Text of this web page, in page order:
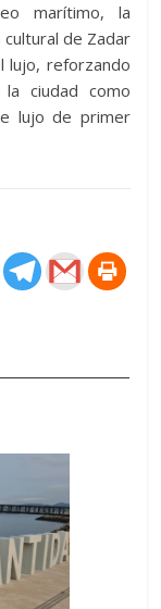
marítimo, la
de Zadar
lujo, reforzando
ciudad como
lujo de primer